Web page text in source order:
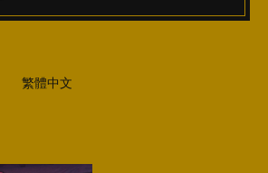
繁體中文